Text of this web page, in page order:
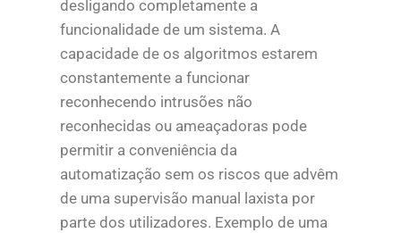
desligando completamente a
funcionalidade de um sistema. A
capacidade de os algoritmos estarem
constantemente a funcionar
reconhecendo intrusões não
reconhecidas ou ameaçadoras pode
permitir a conveniência da
automatização sem os riscos que advêm
de uma supervisão manual laxista por
parte dos utilizadores. Exemplo de uma